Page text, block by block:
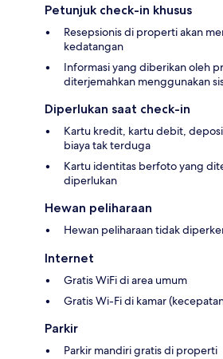
Petunjuk check-in khusus
Resepsionis di properti akan
kedatangan
Informasi yang diberikan oleh
diterjemahkan menggunakan
Diperlukan saat check-in
Kartu kredit, kartu debit,
biaya tak terduga
Kartu identitas berfoto yang
diperlukan
Hewan peliharaan
Hewan peliharaan tidak
Internet
Gratis WiFi di area umum
Gratis Wi-Fi di kamar
Parkir
Parkir mandiri gratis di properti